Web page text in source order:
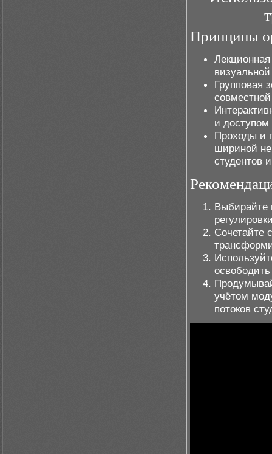
Принципы
Групповая
и
Проходы и
шириной
студентов
Выбирайте
Сочетайте
учётом
потоков